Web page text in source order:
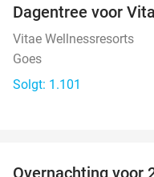
Dagentree voor
Vitae Wellnessresorts
Goes
Solgt: 1.101
Overnachting voor